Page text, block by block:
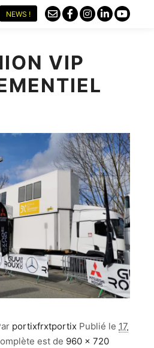
NEWS !
VIP
portixfrxtportix Publié le 17
est de 960 × 720